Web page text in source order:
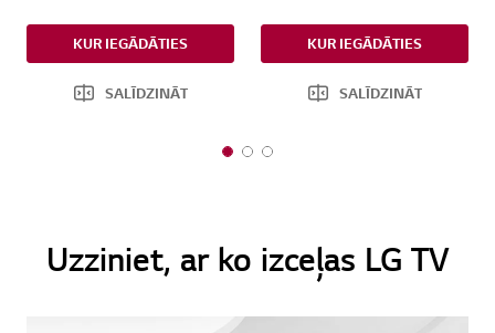
KUR IEGĀDĀTIES
SALĪDZINĀT
KUR IEGĀDĀTIES
SALĪDZINĀT
1 2 3
Uzziniet, ar ko izceļas LG TV